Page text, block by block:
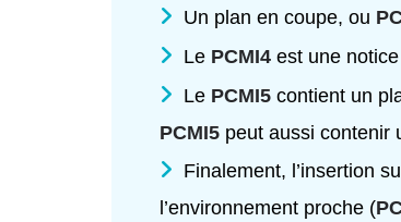
Un plan en coupe, ou
Le PCMI4 est une
Le PCMI5 contient un
PCMI5 peut aussi contenir
Finalement, l’insertion
l’environnement proche (